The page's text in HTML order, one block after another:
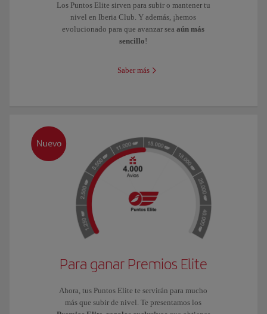
Los Puntos Elite sirven para subir o mantener tu
nivel en Iberia Club. Y además, ¡hemos
evolucionado para que avanzar seaaún más
sencillo!
Saber más
Para ganar Premios Elite
Ahora, tus Puntos Elite te servirán para mucho
más que subir de nivel. Te presentamos los